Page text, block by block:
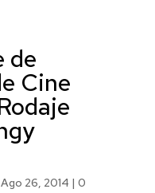
de
Cine
Ago 26, 2014 | 0